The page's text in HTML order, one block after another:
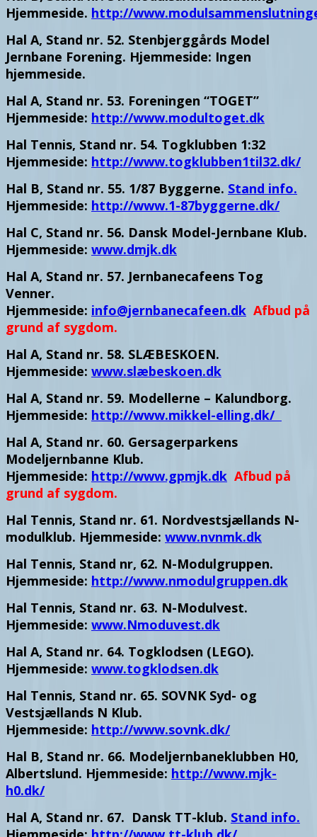
Hjemmeside. http://
Hal A, Stand nr. 52. Stenbjerggårds Model
Jernbane Forening. Hjemmeside: Ingen
hjemmeside.
Hal A, Stand nr. 53. Foreningen “TOGET”
Hjemmeside: http://www.modultoget.dk
Hal Tennis, Stand nr. 54. Togklubben 1:32
Hjemmeside: http://www.togklubben1til32.dk/
Hal B, Stand nr. 55. 1/87 Byggerne. Stand info.
Hjemmeside: http://www.1-87byggerne.dk/
Hal C, Stand nr. 56. Dansk Model-Jernbane Klub.
Hjemmeside: www.dmjk.dk
Hal A, Stand nr. 57. Jernbanecafeens Tog
Venner.
Hjemmeside: info@jernbanecafeen.dk Afbud på
grund af sygdom.
Hal A, Stand nr. 58. SLÆBESKOEN.
Hjemmeside: www.slæbeskoen.dk
Hal A, Stand nr. 59. Modellerne – Kalundborg.
Hjemmeside: http://www.mikkel-elling.dk/
Hal A, Stand nr. 60. Gersagerparkens
Modeljernbanne Klub.
Hjemmeside: http://www.gpmjk.dk Afbud på
grund af sygdom.
Hal Tennis, Stand nr. 61. Nordvestsjællands N-
modulklub. Hjemmeside: www.nvnmk.dk
Hal Tennis, Stand nr, 62. N-Modulgruppen.
Hjemmeside: http://www.nmodulgruppen.dk
Hal Tennis, Stand nr. 63. N-Modulvest.
Hjemmeside: www.Nmoduvest.dk
Hal A, Stand nr. 64. Togklodsen (LEGO).
Hjemmeside: www.togklodsen.dk
Hal Tennis, Stand nr. 65. SOVNK Syd- og
Vestsjællands N Klub.
Hjemmeside: http://www.sovnk.dk/
Hal B, Stand nr. 66. Modeljernbaneklubben H0,
Albertslund. Hjemmeside: http://www.mjk-
h0.dk/
Hal A, Stand nr. 67. Dansk TT-klub. Stand info.